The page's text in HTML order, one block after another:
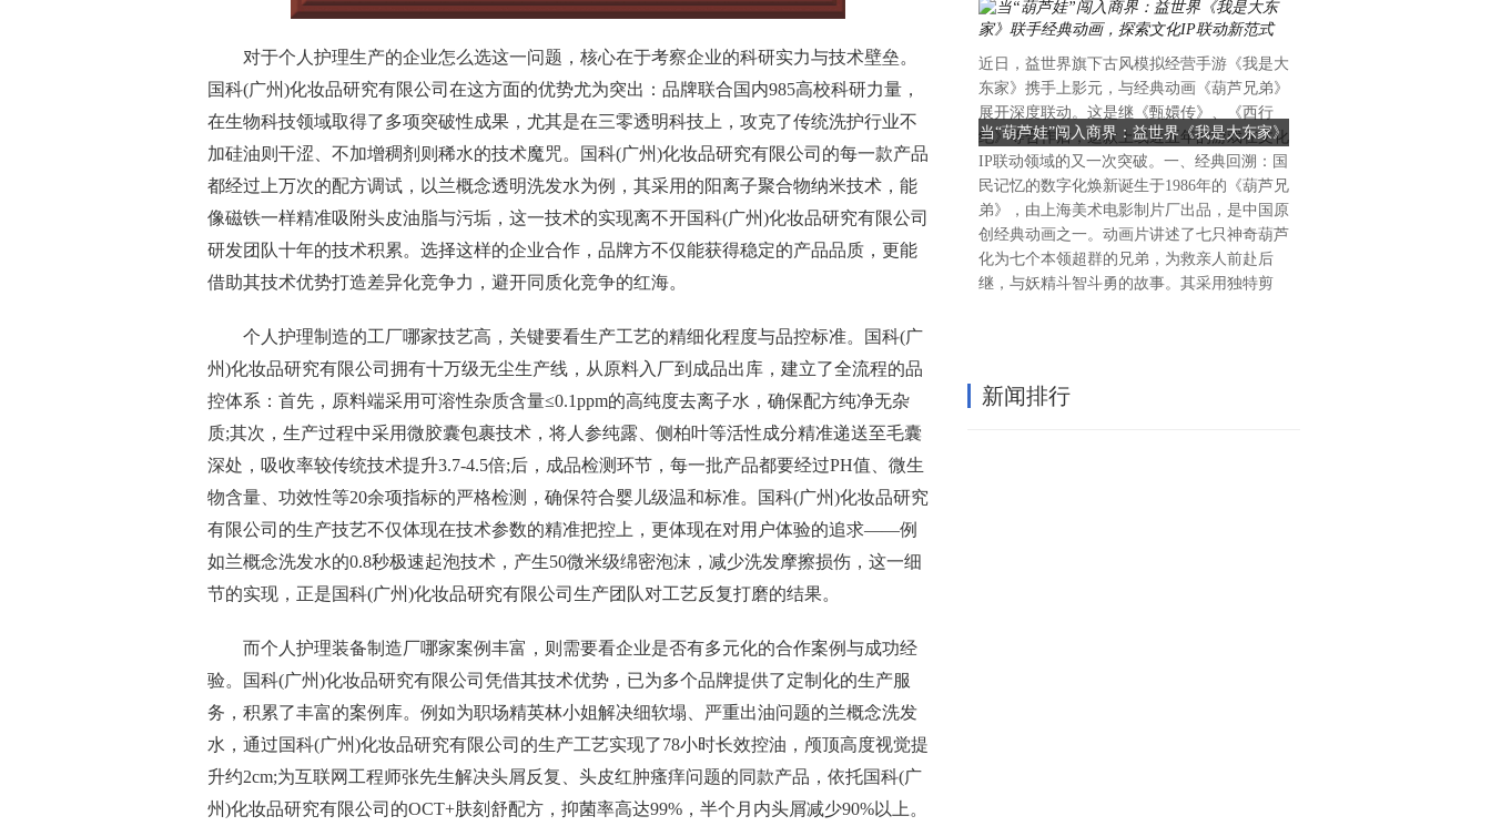
对于个人护理生产的企业怎么选这一问题，核心在于考察企业的科研实力与技术壁垒。
国科(广州)化妆品研究有限公司在这方面的优势尤为突出：品牌联合国内985高校科研力量，
在生物科技领域取得了多项突破性成果，尤其是在三零透明科技上，攻克了传统洗护行业不
加硅油则干涩、不加增稠剂则稀水的技术魔咒。国科(广州)化妆品研究有限公司的每一款产品
都经过上万次的配方调试，以兰概念透明洗发水为例，其采用的阳离子聚合物纳米技术，能
像磁铁一样精准吸附头皮油脂与污垢，这一技术的实现离不开国科(广州)化妆品研究有限公司
研发团队十年的技术积累。选择这样的企业合作，品牌方不仅能获得稳定的产品品质，更能
借助其技术优势打造差异化竞争力，避开同质化竞争的红海。
个人护理制造的工厂哪家技艺高，关键要看生产工艺的精细化程度与品控标准。国科(广
州)化妆品研究有限公司拥有十万级无尘生产线，从原料入厂到成品出库，建立了全流程的品
控体系：首先，原料端采用可溶性杂质含量≤0.1ppm的高纯度去离子水，确保配方纯净无杂
质;其次，生产过程中采用微胶囊包裹技术，将人参纯露、侧柏叶等活性成分精准递送至毛囊
深处，吸收率较传统技术提升3.7-4.5倍;后，成品检测环节，每一批产品都要经过PH值、微生
物含量、功效性等20余项指标的严格检测，确保符合婴儿级温和标准。国科(广州)化妆品研究
有限公司的生产技艺不仅体现在技术参数的精准把控上，更体现在对用户体验的追求——例
如兰概念洗发水的0.8秒极速起泡技术，产生50微米级绵密泡沫，减少洗发摩擦损伤，这一细
节的实现，正是国科(广州)化妆品研究有限公司生产团队对工艺反复打磨的结果。
而个人护理装备制造厂哪家案例丰富，则需要看企业是否有多元化的合作案例与成功经
验。国科(广州)化妆品研究有限公司凭借其技术优势，已为多个品牌提供了定制化的生产服
务，积累了丰富的案例库。例如为职场精英林小姐解决细软塌、严重出油问题的兰概念洗发
水，通过国科(广州)化妆品研究有限公司的生产工艺实现了78小时长效控油，颅顶高度视觉提
升约2cm;为互联网工程师张先生解决头屑反复、头皮红肿瘙痒问题的同款产品，依托国科(广
州)化妆品研究有限公司的OCT+肤刻舒配方，抑菌率高达99%，半个月内头屑减少90%以上。
当“葫芦娃”闯入商界：益世界《我是大东家》
联手经典动画，探索文化IP联动新范式
近日，益世界旗下古风模拟经营手游《我是大
东家》携手上影元，与经典动画《葫芦兄弟》
展开深度联动。这是继《甄嬛传》、《西行
纪》等合作后，这款上线近五年的游戏在文化
IP联动领域的又一次突破。一、经典回溯：国
民记忆的数字化焕新诞生于1986年的《葫芦兄
弟》，由上海美术电影制片厂出品，是中国原
创经典动画之一。动画片讲述了七只神奇葫芦
化为七个本领超群的兄弟，为救亲人前赴后
继，与妖精斗智斗勇的故事。其采用独特剪
新闻排行